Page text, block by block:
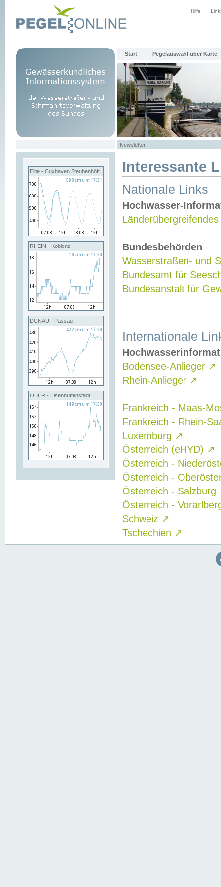
Hilfe
Start Pegelauswahl über Karte
Newsletter
Elbe - Cuxhaven Steubenhöft
RHEIN - Koblenz
DONAU - Passau
ODER - Eisenhüttenstadt
Interessante
Nationale Links
Hochwasser-
Bundesbehörden
Wasserstraßen- und
Bundesamt für
Bundesanstalt für
Internationale
Bodensee-Anlieger ↗
Rhein-Anlieger ↗
Frankreich - Maas-
Frankreich - Rhein-
Luxemburg ↗
Österreich (eHYD) ↗
Österreich -
Österreich -
Österreich - Salzburg
Österreich -
Schweiz ↗
Tschechien ↗